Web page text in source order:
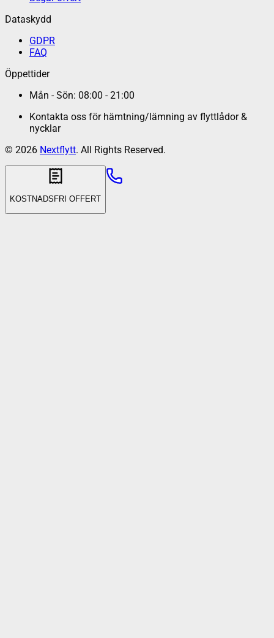
Dataskydd
GDPR
FAQ
Öppettider
Mån - Sön: 08:00 - 21:00
Kontakta oss för hämtning/lämning av flyttlådor &
nycklar
© 2026 Nextflytt. All Rights Reserved.
KOSTNADSFRI OFFERT